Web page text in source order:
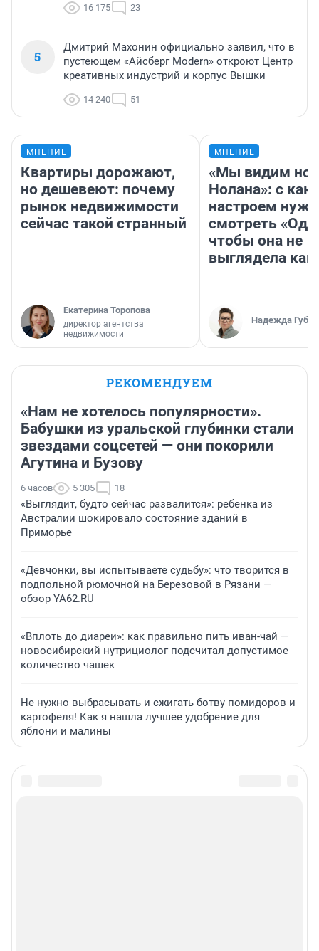
16 175 23
5
Дмитрий Махонин официально заявил, что в
пустеющем «Айсберг Modern» откроют Центр
креативных индустрий и корпус Вышки
14 240 51
МНЕНИЕ
Квартиры дорожают,
но дешевеют: почему
рынок недвижимости
сейчас такой странный
Екатерина Торопова
директор агентства
недвижимости
МНЕНИЕ
«Мы видим
Нолана»: с
настроем
смотреть
чтобы она не
выглядела как
Надежда
РЕКОМЕНДУЕМ
«Нам не хотелось популярности».
Бабушки из уральской глубинки стали
звездами соцсетей — они покорили
Агутина и Бузову
6 часов 5 305 18
«Выглядит, будто сейчас развалится»: ребенка из
Австралии шокировало состояние зданий в
Приморье
«Девчонки, вы испытываете судьбу»: что творится в
подпольной рюмочной на Березовой в Рязани —
обзор YA62.RU
«Вплоть до диареи»: как правильно пить иван-чай —
новосибирский нутрициолог подсчитал допустимое
количество чашек
Не нужно выбрасывать и сжигать ботву помидоров и
картофеля! Как я нашла лучшее удобрение для
яблони и малины